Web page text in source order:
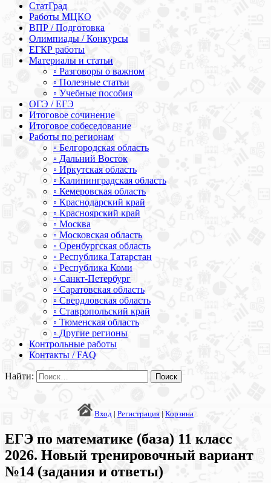
СтатГрад
Работы МЦКО
ВПР / Подготовка
Олимпиады / Конкурсы
ЕГКР работы
Материалы и статьи
◦ Разговоры о важном
◦ Полезные статьи
◦ Учебные пособия
ОГЭ / ЕГЭ
Итоговое сочинение
Итоговое собеседование
Работы по регионам
◦ Белгородская область
◦ Дальний Восток
◦ Иркутская область
◦ Калининградская область
◦ Кемеровская область
◦ Краснодарский край
◦ Красноярский край
◦ Москва
◦ Московская область
◦ Оренбургская область
◦ Республика Татарстан
◦ Республика Коми
◦ Санкт-Петербург
◦ Саратовская область
◦ Свердловская область
◦ Ставропольский край
◦ Тюменская область
◦ Другие регионы
Контрольные работы
Контакты / FAQ
Найти:
Вход | Регистрация | Корзина
ЕГЭ по математике (база) 11 класс
2026. Новый тренировочный вариант
№14 (задания и ответы)